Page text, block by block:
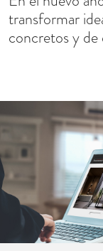
transformar
concretos y de